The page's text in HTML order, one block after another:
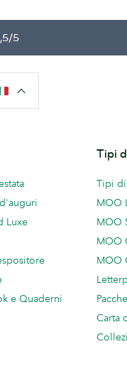
5
Luxe
e Quaderni
Tipi
Tipi
MOO
MOO
MOO
MOO
Carta